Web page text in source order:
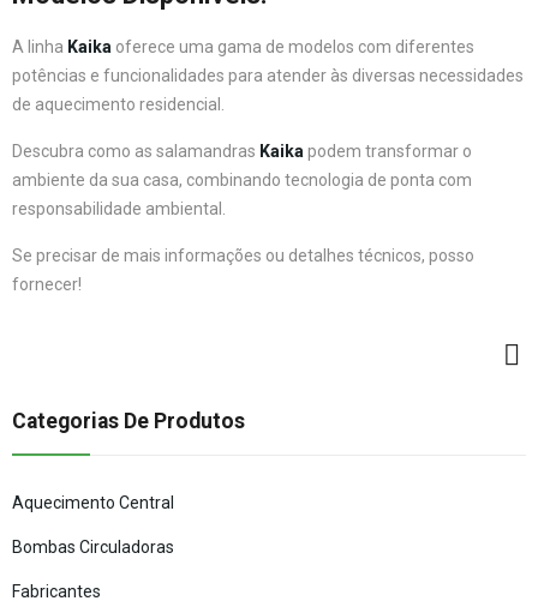
A linha Kaika oferece uma gama de modelos com diferentes
potências e funcionalidades para atender às diversas necessidades
de aquecimento residencial.
Descubra como as salamandras Kaikapodem transformar o
ambiente da sua casa, combinando tecnologia de ponta com
responsabilidade ambiental.
Se precisar de mais informações ou detalhes técnicos, posso
fornecer!
Categorias De Produtos
Aquecimento Central
Bombas Circuladoras
Fabricantes